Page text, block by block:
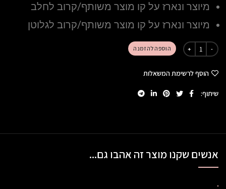
מיוצר ונארז על קו מוצר משותף/קרוב לחלב
מיוצר ונארז על קו מוצר משותף/קרוב לגלוטן
הוספה להזמנה
הוסף לרשימת המשאלות
שיתוף
אנשים שקנו מוצר זה אהבו גם...